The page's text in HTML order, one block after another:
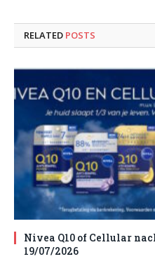
RELATED POSTS
Nivea Q10 of Cellular
19/07/2026